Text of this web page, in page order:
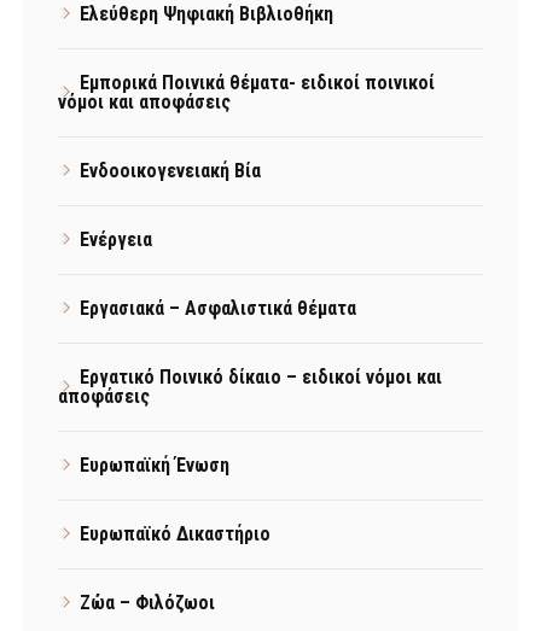
Ελεύθερη Ψηφιακή Βιβλιοθήκη
Εμπορικά Ποινικά θέματα- ειδικοί ποινικοί
νόμοι και αποφάσεις
Ενδοοικογενειακή Βία
Ενέργεια
Εργασιακά – Ασφαλιστικά θέματα
Εργατικό Ποινικό δίκαιο – ειδικοί νόμοι και
αποφάσεις
Ευρωπαϊκή Ένωση
Ευρωπαϊκό Δικαστήριο
Ζώα – Φιλόζωοι